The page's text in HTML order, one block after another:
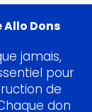
Dons
jamais,
pour
de
don